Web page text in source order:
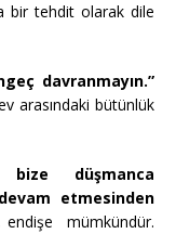
bir tehdit olarak dile
davranmayın.”
arasındaki bütünlük
düşmanca
etmesinden
endişe mümkündür.